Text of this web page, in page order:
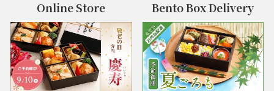
Online Store Bento Box Delivery